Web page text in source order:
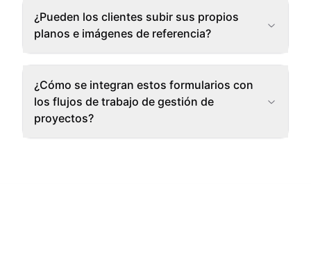
¿Pueden los clientes subir sus propios
planos e imágenes de referencia?
¿Cómo se integran estos formularios con
los flujos de trabajo de gestión de
proyectos?